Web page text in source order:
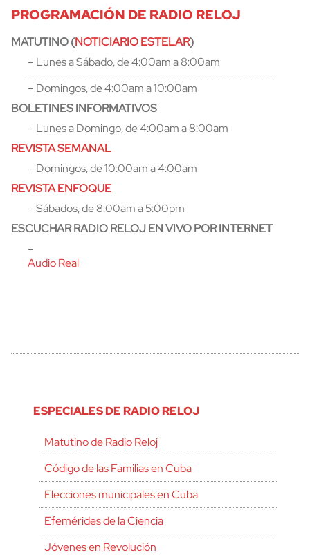
PROGRAMACIÓN DE RADIO RELOJ
MATUTINO (NOTICIARIO ESTELAR)
– Lunes a Sábado, de 4:00am a 8:00am
– Domingos, de 4:00am a 10:00am
BOLETINES INFORMATIVOS
– Lunes a Domingo, de 4:00am a 8:00am
REVISTA SEMANAL
– Domingos, de 10:00am a 4:00am
REVISTA ENFOQUE
– Sábados, de 8:00am a 5:00pm
ESCUCHAR RADIO RELOJ EN VIVO POR INTERNET
–
Audio Real
ESPECIALES DE RADIO RELOJ
Matutino de Radio Reloj
Código de las Familias en Cuba
Elecciones municipales en Cuba
Efemérides de la Ciencia
Jóvenes en Revolución